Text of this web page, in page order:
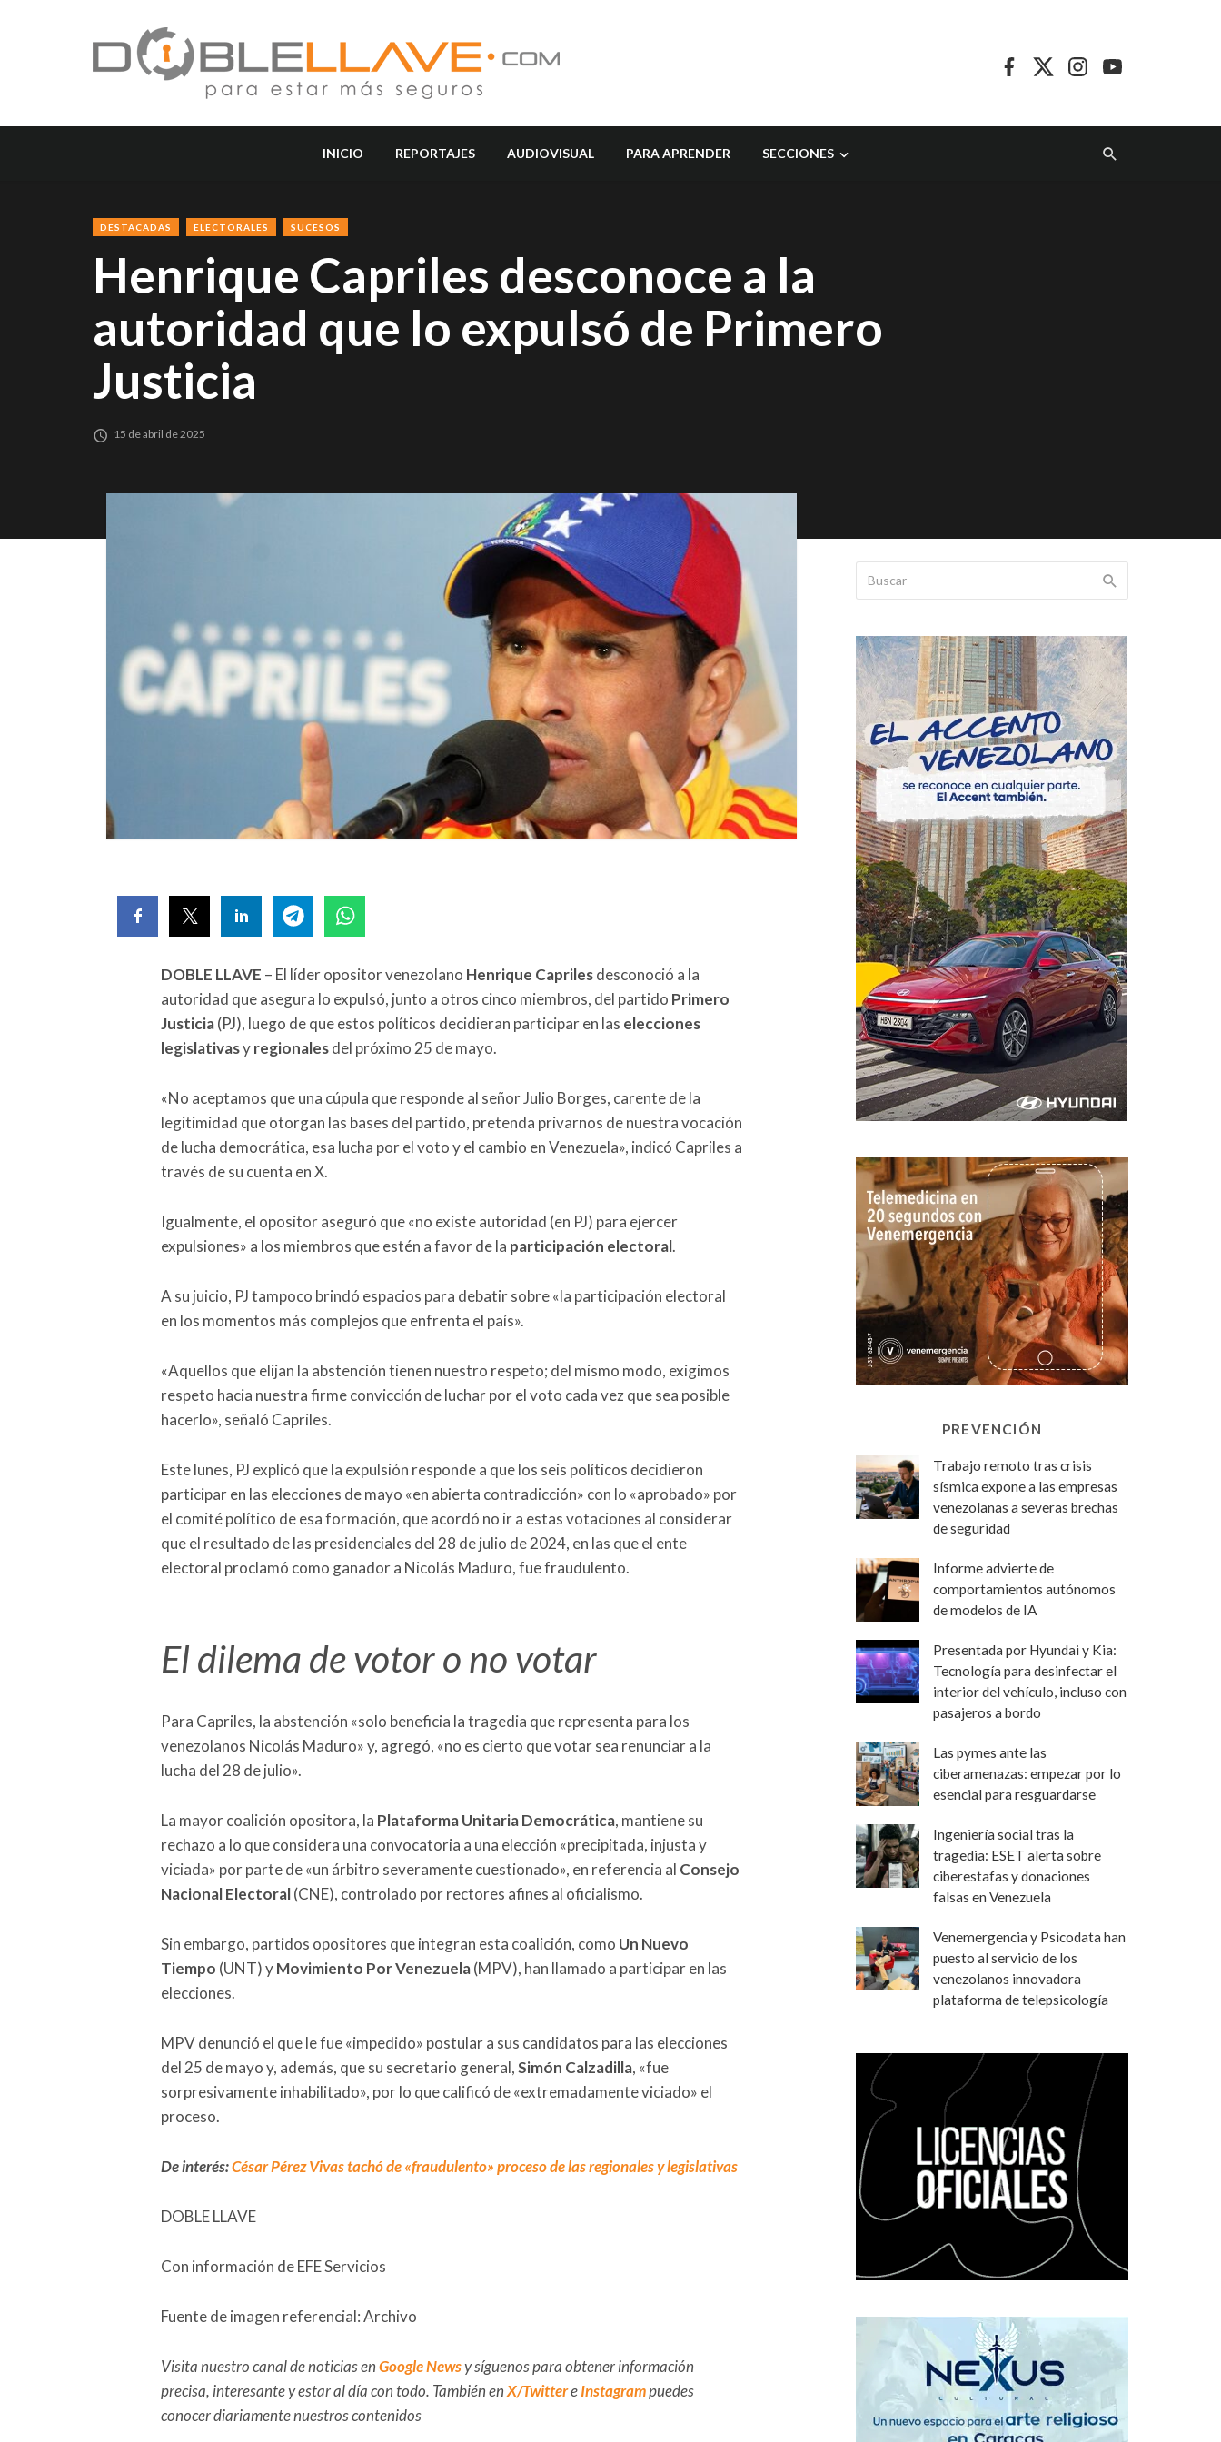
INICIO REPORTAJES AUDIOVISUAL PARA APRENDER SECCIONES
DESTACADAS ELECTORALES SUCESOS
Henrique Capriles desconoce a la
autoridad que lo expulsó de Primero
Justicia
15 de abril de 2025
DOBLE LLAVE – El líder opositor venezolano Henrique Caprilesdesconoció a la
autoridad que asegura lo expulsó, junto a otros cinco miembros, del partido Primero
Justicia(PJ), luego de que estos políticos decidieran participar en las elecciones
legislativasyregionalesdel próximo 25 de mayo.
«No aceptamos que una cúpula que responde al señor Julio Borges, carente de la
legitimidad que otorgan las bases del partido, pretenda privarnos de nuestra vocación
de lucha democrática, esa lucha por el voto y el cambio en Venezuela», indicó Capriles a
través de su cuenta en X.
Igualmente, el opositor aseguró que «no existe autoridad (en PJ) para ejercer
expulsiones» a los miembros que estén a favor de la participación electoral.
A su juicio, PJ tampoco brindó espacios para debatir sobre «la participación electoral
en los momentos más complejos que enfrenta el país».
«Aquellos que elijan la abstención tienen nuestro respeto; del mismo modo, exigimos
respeto hacia nuestra firme convicción de luchar por el voto cada vez que sea posible
hacerlo», señaló Capriles.
Este lunes, PJ explicó que la expulsión responde a que los seis políticos decidieron
participar en las elecciones de mayo «en abierta contradicción» con lo «aprobado» por
el comité político de esa formación, que acordó no ir a estas votaciones al considerar
que el resultado de las presidenciales del 28 de julio de 2024, en las que el ente
electoral proclamó como ganador a Nicolás Maduro, fue fraudulento.
El dilema de votor o no votar
Para Capriles, la abstención «solo beneficia la tragedia que representa para los
venezolanos Nicolás Maduro» y, agregó, «no es cierto que votar sea renunciar a la
lucha del 28 de julio».
La mayor coalición opositora, la Plataforma Unitaria Democrática, mantiene su
rechazo a lo que considera una convocatoria a una elección «precipitada, injusta y
viciada» por parte de «un árbitro severamente cuestionado», en referencia al Consejo
Nacional Electoral(CNE), controlado por rectores afines al oficialismo.
Sin embargo, partidos opositores que integran esta coalición, como Un Nuevo
Tiempo (UNT) yMovimiento Por Venezuela(MPV), han llamado a participar en las
elecciones.
MPV denunció el que le fue «impedido» postular a sus candidatos para las elecciones
del 25 de mayo y, además, que su secretario general,Simón Calzadilla, «fue
sorpresivamente inhabilitado», por lo que calificó de «extremadamente viciado» el
proceso.
De interés:César Pérez Vivas tachó de «fraudulento» proceso de las regionales y legislativas
DOBLE LLAVE
Con información de EFE Servicios
Fuente de imagen referencial: Archivo
Visita nuestro canal de noticias enGoogle Newsy síguenos para obtener información
precisa, interesante y estar al día con todo. También enX/TwittereInstagrampuedes
conocer diariamente nuestros contenidos
PREVENCIÓN
Trabajo remoto tras crisis
sísmica expone a las empresas
venezolanas a severas brechas
de seguridad
Informe advierte de
comportamientos autónomos
de modelos de IA
Presentada por Hyundai y Kia:
Tecnología para desinfectar el
interior del vehículo, incluso con
pasajeros a bordo
Las pymes ante las
ciberamenazas: empezar por lo
esencial para resguardarse
Ingeniería social tras la
tragedia: ESET alerta sobre
ciberestafas y donaciones
falsas en Venezuela
Venemergencia y Psicodata han
puesto al servicio de los
venezolanos innovadora
plataforma de telepsicología